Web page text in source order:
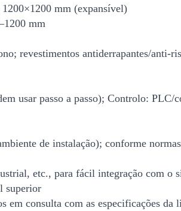
mm (expansível)
mm
revestimentos antiderrapantes/anti-
usar passo a passo); Controlo:
de instalação); conforme
etc., para fácil integração com o
superior
em consulta com as especificações da